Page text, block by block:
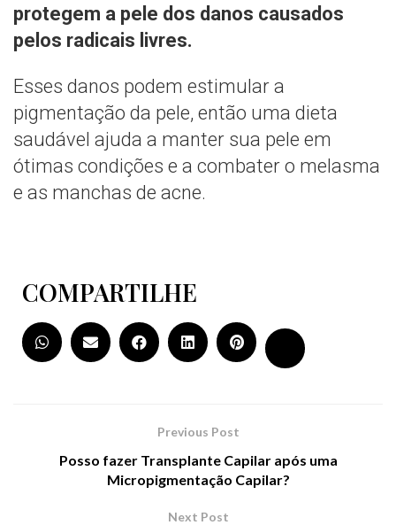
protegem a pele dos danos causados
pelos radicais livres.
Esses danos podem estimular a
pigmentação da pele, então uma dieta
saudável ajuda a manter sua pele em
ótimas condições e a combater o melasma
e as manchas de acne.
COMPARTILHE
Previous Post
Posso fazer Transplante Capilar após uma
Micropigmentação Capilar?
Next Post